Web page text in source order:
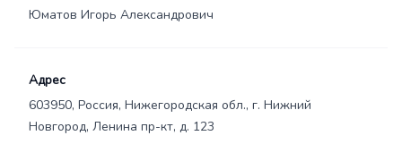
Юматов Игорь Александрович
Адрес
603950, Россия, Нижегородская обл., г. Нижний
Новгород, Ленина пр-кт, д. 123